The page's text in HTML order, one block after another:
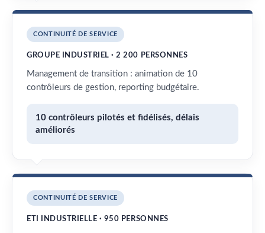
CONTINUITÉ DE SERVICE
GROUPE INDUSTRIEL · 2 200 PERSONNES
Management de transition : animation de 10
contrôleurs de gestion, reporting budgétaire.
10 contrôleurs pilotés et fidélisés, délais
améliorés
CONTINUITÉ DE SERVICE
ETI INDUSTRIELLE · 950 PERSONNES